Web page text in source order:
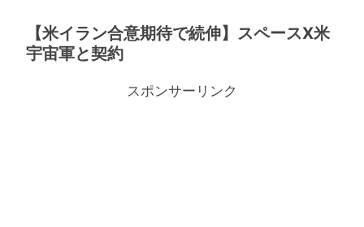
【米イラン合意期待で続伸】スペースX米
宇宙軍と契約
スポンサーリンク